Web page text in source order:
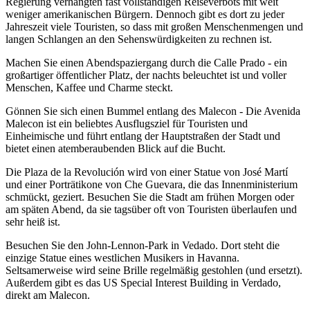
weniger amerikanischen Bürgern. Dennoch gibt es dort zu jeder
Jahreszeit viele Touristen, so dass mit großen Menschenmengen und
langen Schlangen an den Sehenswürdigkeiten zu rechnen ist.
Machen Sie einen Abendspaziergang durch die Calle Prado - ein
großartiger öffentlicher Platz, der nachts beleuchtet ist und voller
Menschen, Kaffee und Charme steckt.
Gönnen Sie sich einen Bummel entlang des Malecon - Die Avenida
Malecon ist ein beliebtes Ausflugsziel für Touristen und
Einheimische und führt entlang der Hauptstraßen der Stadt und
bietet einen atemberaubenden Blick auf die Bucht.
Die Plaza de la Revolución wird von einer Statue von José Martí
und einer Porträtikone von Che Guevara, die das Innenministerium
schmückt, geziert. Besuchen Sie die Stadt am frühen Morgen oder
am späten Abend, da sie tagsüber oft von Touristen überlaufen und
sehr heiß ist.
Besuchen Sie den John-Lennon-Park in Vedado. Dort steht die
einzige Statue eines westlichen Musikers in Havanna.
Seltsamerweise wird seine Brille regelmäßig gestohlen (und ersetzt).
Außerdem gibt es das US Special Interest Building in Verdado,
direkt am Malecon.